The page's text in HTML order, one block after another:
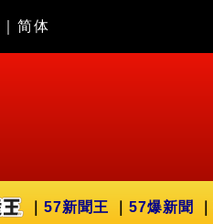
简体
57新聞王 57爆新聞